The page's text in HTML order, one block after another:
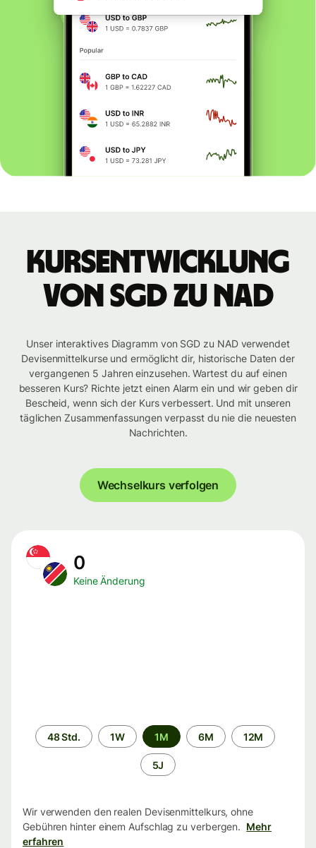
Kursentwicklung
von SGD zu NAD
Unser interaktives Diagramm von SGD zu NAD verwendet
Devisenmittelkurse und ermöglicht dir, historische Daten der
vergangenen 5 Jahren einzusehen. Wartest du auf einen
besseren Kurs? Richte jetzt einen Alarm ein und wir geben dir
Bescheid, wenn sich der Kurs verbessert. Und mit unseren
täglichen Zusammenfassungen verpasst du nie die neuesten
Nachrichten.
Wechselkurs verfolgen
0
Keine Änderung
Zeitraum
48 Std. 1W 1M 6M 12M
5J
Wir verwenden den realen Devisenmittelkurs, ohne
Gebühren hinter einem Aufschlag zu verbergen. Mehr
erfahren